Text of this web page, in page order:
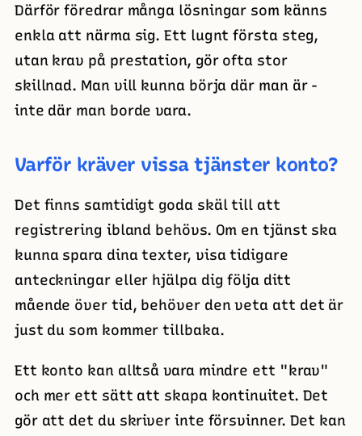
Därför föredrar många lösningar som känns
enkla att närma sig. Ett lugnt första steg,
utan krav på prestation, gör ofta stor
skillnad. Man vill kunna börja där man är -
inte där man borde vara.
Varför kräver vissa tjänster konto?
Det finns samtidigt goda skäl till att
registrering ibland behövs. Om en tjänst ska
kunna spara dina texter, visa tidigare
anteckningar eller hjälpa dig följa ditt
mående över tid, behöver den veta att det är
just du som kommer tillbaka.
Ett konto kan alltså vara mindre ett "krav"
och mer ett sätt att skapa kontinuitet. Det
gör att det du skriver inte försvinner. Det kan